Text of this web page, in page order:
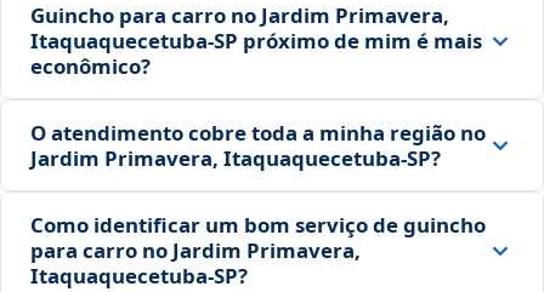
Guincho para carro no Jardim Primavera,
Itaquaquecetuba‑SP próximo de mim é mais
econômico?
O atendimento cobre toda a minha região no
Jardim Primavera, Itaquaquecetuba‑SP?
Como identificar um bom serviço de guincho
para carro no Jardim Primavera,
Itaquaquecetuba‑SP?